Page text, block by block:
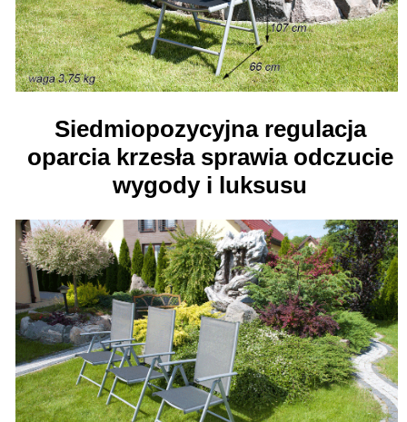
Siedmiopozycyjna regulacja
oparcia krzesła sprawia odczucie
wygody i luksusu